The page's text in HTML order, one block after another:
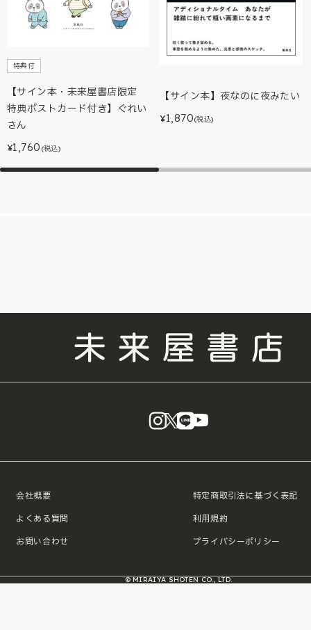
特典付
【サイン本・未来屋書店限定
特典ポストカード付き】ぐれい
さん
¥1,760 (税込)
【サイン本】夜なのに夜みたい
¥1,870(税込)
instagram
X LINE
会社概要
よくある質問
お問い合わせ
特定商取引法に基づく表記
利用規約
プライバシーポリシー
© MIRAIYA SHOTEN CO., LTD.